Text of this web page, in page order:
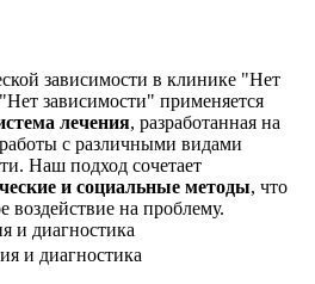
зависимости в клинике "Нет
зависимости" применяется
лечения, разработанная на
с различными видами
Наш подход сочетает
и социальные методы, что
воздействие на проблему.
и диагностика